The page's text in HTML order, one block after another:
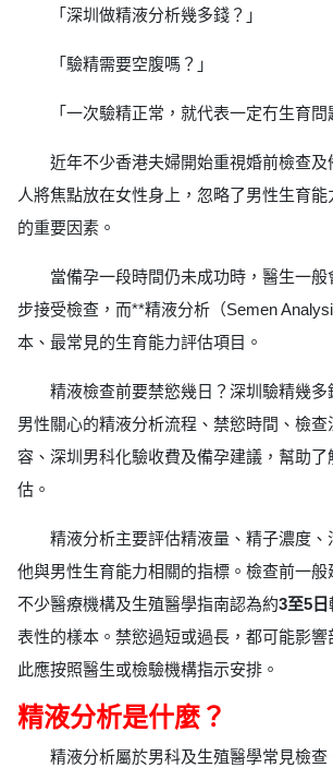
「深圳做精液分析幾多錢？」
「驗精需要空腹嗎？」
「一次驗精正常，就代表一定冇生育問
近年不少香港夫婦開始重視婚前檢查及
人將焦點放在女性身上，忽略了男性生育
的重要因素。
當備孕一段時間仍未成功時，醫生一般
步接受檢查，而**精液分析（Semen
本、最常見的生育能力評估項目。
精液檢查前要禁慾幾日？深圳驗精幾
男性關心的精液分析流程、禁慾時間、檢查
容、深圳男科化驗收費及備孕建議，幫助
估。
精液分析主要評估精液量、精子濃度
他與男性生育能力相關的指標。檢查前一般
不少醫療機構及生殖醫學指南認為約3至5日
表性的樣本。禁慾過短或過長，都可能影響
此應按照醫生或檢驗機構指示安排。
精液分析是什麼？
精液分析屬於男科及生殖醫學常見檢查